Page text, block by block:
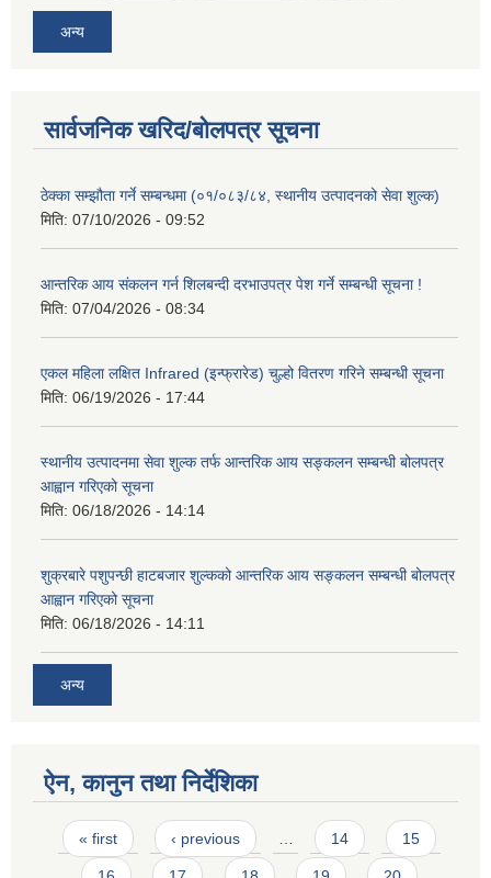
अन्य
सार्वजनिक खरिद/बोलपत्र सूचना
ठेक्का सम्झौता गर्ने सम्बन्धमा (०१/०८३/८४, स्थानीय उत्पादनको सेवा शुल्क)
मिति: 07/10/2026 - 09:52
आन्तरिक आय संकलन गर्न शिलबन्दी दरभाउपत्र पेश गर्ने सम्बन्धी सूचना !
मिति: 07/04/2026 - 08:34
एकल महिला लक्षित Infrared (इन्फ्रारेड) चुल्हो वितरण गरिने सम्बन्धी सूचना
मिति: 06/19/2026 - 17:44
स्थानीय उत्पादनमा सेवा शुल्क तर्फ आन्तरिक आय सङ्कलन सम्बन्धी बोलपत्र
आह्वान गरिएको सूचना
मिति: 06/18/2026 - 14:14
शुक्रबारे पशुपन्छी हाटबजार शुल्कको आन्तरिक आय सङ्कलन सम्बन्धी बोलपत्र
आह्वान गरिएको सूचना
मिति: 06/18/2026 - 14:11
अन्य
ऐन, कानुन तथा निर्देशिका
Pages
« first ‹ previous … 14 15